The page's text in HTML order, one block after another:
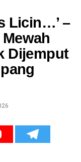
Licin…’ –
Dijemput